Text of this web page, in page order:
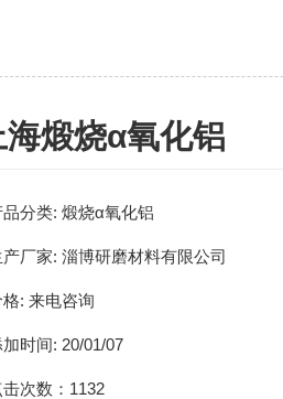
海煅烧α氧化铝
品分类: 煅烧α氧化铝
厂家: 淄博研磨材料有限公司
: 来电咨询
时间: 20/01/07
击次数： 1132